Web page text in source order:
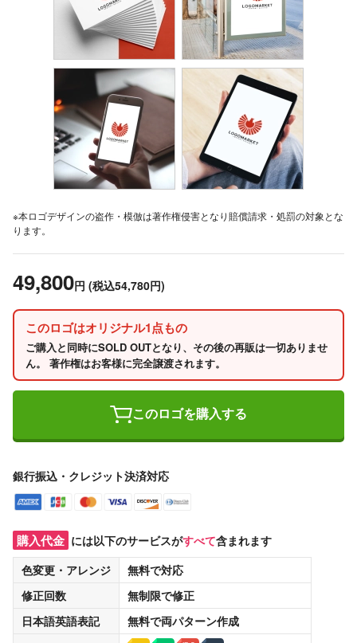
※本ロゴデザインの盗作・模倣は著作権侵害となり賠償請求・処罰の対象とな
ります。
49,800円 (税込54,780円)
このロゴはオリジナル1点もの
ご購入と同時にSOLD OUTとなり、その後の再販は一切ありませ
ん。 著作権はお客様に完全譲渡されます。
このロゴを購入する
銀行振込・クレジット決済対応
購入代金 には以下のサービスがすべて含まれます
色変更・アレンジ
無料で対応
修正回数
無制限で修正
日本語英語表記
無料で両パターン作成